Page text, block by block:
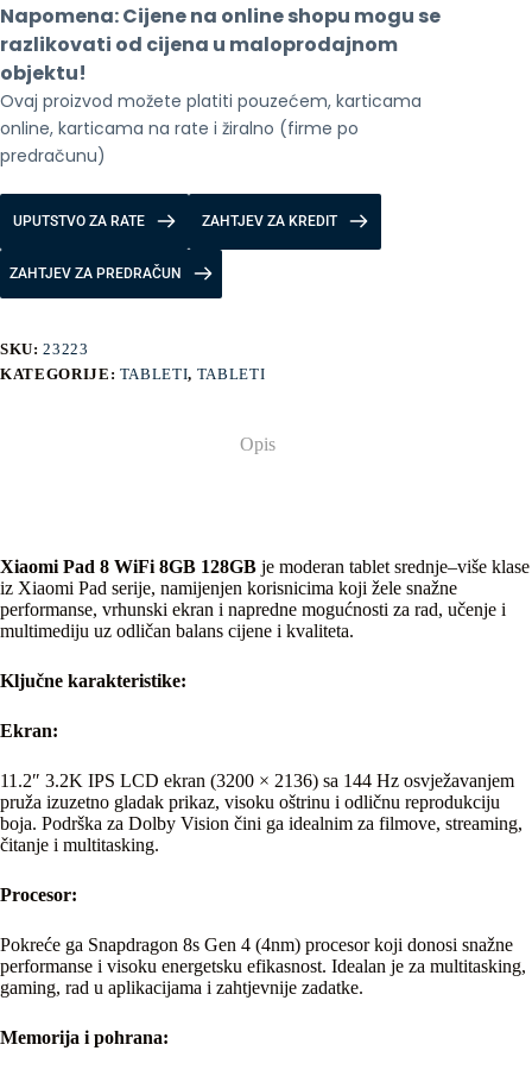
količina
Napomena: Cijene na online shopu mogu se
razlikovati od cijena u maloprodajnom
objektu!
Ovaj proizvod možete platiti pouzećem, karticama
online, karticama na rate i žiralno (firme po
predračunu)
UPUTSTVO ZA RATE ZAHTJEV ZA KREDIT
ZAHTJEV ZA PREDRAČUN
SKU:23223
KATEGORIJE: TABLETI, TABLETI
Opis
Xiaomi Pad 8 WiFi 8GB 128GB je moderan tablet srednje–više klase
iz Xiaomi Pad serije, namijenjen korisnicima koji žele snažne
performanse, vrhunski ekran i napredne mogućnosti za rad, učenje i
multimediju uz odličan balans cijene i kvaliteta.
Ključne karakteristike:
Ekran:
11.2″ 3.2K IPS LCD ekran (3200 × 2136) sa 144 Hz osvježavanjem
pruža izuzetno gladak prikaz, visoku oštrinu i odličnu reprodukciju
boja. Podrška za Dolby Vision čini ga idealnim za filmove, streaming,
čitanje i multitasking.
Procesor:
Pokreće ga Snapdragon 8s Gen 4 (4nm) procesor koji donosi snažne
performanse i visoku energetsku efikasnost. Idealan je za multitasking,
gaming, rad u aplikacijama i zahtjevnije zadatke.
Memorija i pohrana: